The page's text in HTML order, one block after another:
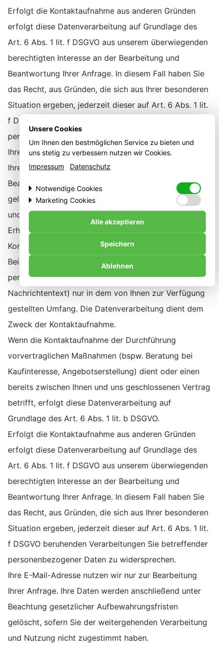
Erfolgt die Kontaktaufnahme aus anderen Gründen
erfolgt diese Datenverarbeitung auf Grundlage des
Art. 6 Abs. 1 lit. f DSGVO aus unserem überwiegenden
berechtigten Interesse an der Bearbeitung und
Beantwortung Ihrer Anfrage. In diesem Fall haben Sie
das Recht, aus Gründen, die sich aus Ihrer besonderen
Situation ergeben, jederzeit dieser auf Art. 6 Abs. 1 lit.
f DSGVO beruhenden Verarbeitungen Sie betreffender
personenbezogener Daten zu widersprechen.
Ihre E-Mail-Adresse nutzen wir nur zur Bearbeitung
Ihrer Anfrage. Ihre Daten werden anschließend unter
Beachtung gesetzlicher Aufbewahrungsfristen
gelöscht, sofern Sie der weitergehenden Verarbeitung
und Nutzung nicht zugestimmt haben.
Erhebung und Verarbeitung bei Nutzung des
Kontaktformulars
Bei der Nutzung des Kontaktformulars erheben wir Ihre
personenbezogenen Daten (Name, E-Mail-Adresse,
Nachrichtentext) nur in dem von Ihnen zur Verfügung
gestellten Umfang. Die Datenverarbeitung dient dem
Zweck der Kontaktaufnahme.
Wenn die Kontaktaufnahme der Durchführung
vorvertraglichen Maßnahmen (bspw. Beratung bei
Kaufinteresse, Angebotserstellung) dient oder einen
bereits zwischen Ihnen und uns geschlossenen Vertrag
betrifft, erfolgt diese Datenverarbeitung auf
Grundlage des Art. 6 Abs. 1 lit. b DSGVO.
Erfolgt die Kontaktaufnahme aus anderen Gründen
erfolgt diese Datenverarbeitung auf Grundlage des
Art. 6 Abs. 1 lit. f DSGVO aus unserem überwiegenden
berechtigten Interesse an der Bearbeitung und
Beantwortung Ihrer Anfrage. In diesem Fall haben Sie
das Recht, aus Gründen, die sich aus Ihrer besonderen
Situation ergeben, jederzeit dieser auf Art. 6 Abs. 1 lit.
f DSGVO beruhenden Verarbeitungen Sie betreffender
personenbezogener Daten zu widersprechen.
Ihre E-Mail-Adresse nutzen wir nur zur Bearbeitung
Ihrer Anfrage. Ihre Daten werden anschließend unter
Beachtung gesetzlicher Aufbewahrungsfristen
gelöscht, sofern Sie der weitergehenden Verarbeitung
und Nutzung nicht zugestimmt haben.
Unsere Cookies
Um Ihnen den bestmöglichen Service zu bieten und
uns stetig zu verbessern nutzen wir Cookies.
Impressum
Datenschutz
Notwendige Cookies
Diese Technologien sind erforderlich, um die Kernfunktionalität
der Website zu aktivieren.
Marketing Cookies
Diese Technologien werden von Werbetreibenden verwendet,
um Anzeigen zu schalten, die für Ihre Interessen relevant sind.
Alle akzeptieren
Speichern
Ablehnen